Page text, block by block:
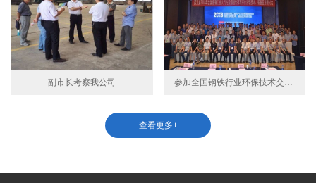
副市长考察我公司 参加全国钢铁行业环保技术交流会
查看更多+